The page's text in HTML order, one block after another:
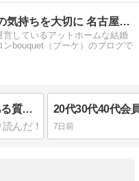
結婚したい あなたの気持ちを大切に 名古屋の結婚相談所ブーケ
しているアットホームな結婚
bouquet（ブーケ）のブログで
【お見合い】事前の確認・よくある質問・大切な心構えについて 20代30代40代会
7日前